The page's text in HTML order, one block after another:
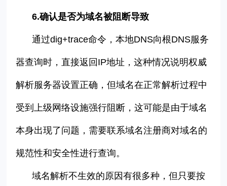
6.确认是否为域名被阻断导致
通过dig+trace命令，本地DNS向根DNS服务
器查询时，直接返回 IP地址，这种情况说明权威
解析服务器设置正确，但域名在正常解析过程中
受到上级网络设施强行阻断，这可能是由于域名
本身出现了问题，需要联系域名注册商对域名的
规范性和安全性进行查询。
域名解析不生效的原因有很多种，但只要按